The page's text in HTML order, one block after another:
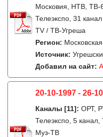
Московия, НТВ, ТВ-
Телеэкспо, 31
TV / ТВ-Угреша
Регион:
Источник:
Добавил на сайт:
20-10-1997 - 26-
Каналы [11]: ОРТ,
Телеэкспо, 5
Муз-ТВ